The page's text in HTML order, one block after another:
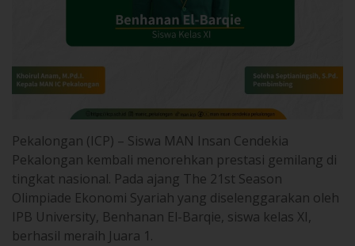
Pekalongan (ICP) – Siswa MAN Insan Cendekia
Pekalongan kembali menorehkan prestasi gemilang di
tingkat nasional. Pada ajang The 21st Season
Olimpiade Ekonomi Syariah yang diselenggarakan oleh
IPB University, Benhanan El-Barqie, siswa kelas XI,
berhasil meraih Juara 1.